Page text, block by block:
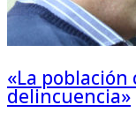
«La
delincuencia»